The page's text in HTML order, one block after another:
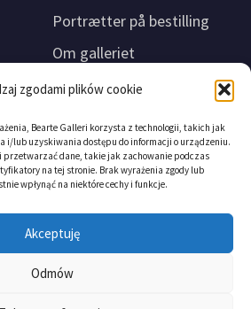
zgodami plików cookie
Bearte Galleri korzysta z technologii, takich jak
i/lub uzyskiwania dostępu do informacji o urządzeniu.
przetwarzać dane, takie jak zachowanie podczas
na tej stronie. Brak wyrażenia zgody lub
wpłynąć na niektóre cechy i funkcje.
Akceptuję
Odmów
Portrætter på bestilling
Om galleriet
Kontakt
Karlslunde, 2690, Danmark
CVR: DK 43505130
BearteGallery
Konto
Danske Bank / Reg.nr. 3409 /
Konto nr. 13513996
SWIFT: DABADKKK